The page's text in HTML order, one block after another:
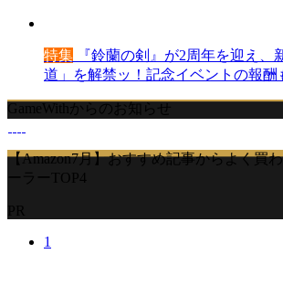
特集 『鈴蘭の剣』が2周年を迎え、
道」を解禁ッ！記念イベントの報酬
GameWithからのお知らせ
【Amazon7月】おすすめ記事からよく買
ーラーTOP4
PR
1